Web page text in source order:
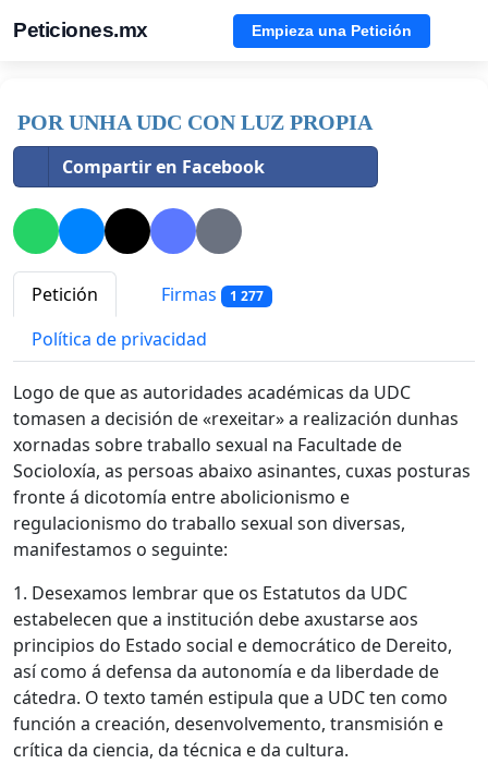
Peticiones.mx Empieza una Petición
POR UNHA UDC CON LUZ PROPIA
Compartir en Facebook
Petición Firmas 1 277
Política de privacidad
Logo de que as autoridades académicas da UDC
tomasen a decisión de «rexeitar» a realización dunhas
xornadas sobre traballo sexual na Facultade de
Socioloxía, as persoas abaixo asinantes, cuxas posturas
fronte á dicotomía entre abolicionismo e
regulacionismo do traballo sexual son diversas,
manifestamos o seguinte:
1. Desexamos lembrar que os Estatutos da UDC
estabelecen que a institución debe axustarse aos
principios do Estado social e democrático de Dereito,
así como á defensa da autonomía e da liberdade de
cátedra. O texto tamén estipula que a UDC ten como
función a creación, desenvolvemento, transmisión e
crítica da ciencia, da técnica e da cultura.